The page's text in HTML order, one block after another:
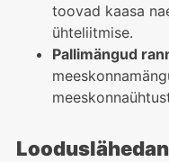
toovad kaasa
ühteliitmise.
Pallimängud